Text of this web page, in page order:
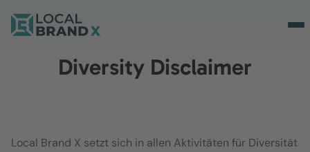
Diversity Disclaimer
Local Brand X setzt sich in allen Aktivitäten für Diversität